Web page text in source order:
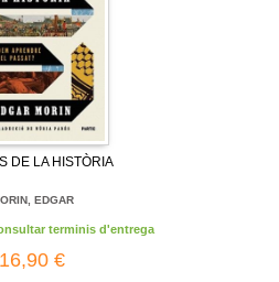
DE LA HISTÒRIA
EDGAR
terminis d'entrega
16,90 €